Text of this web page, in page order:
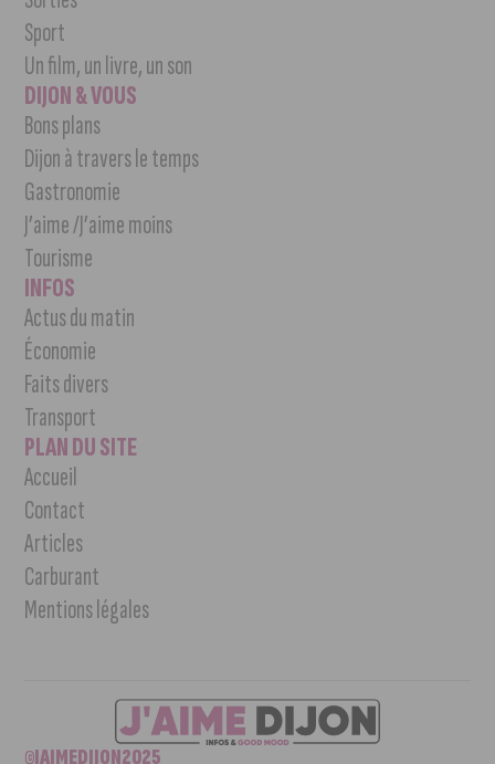
Sport
Un film, un livre, un son
DIJON & VOUS
Bons plans
Dijon à travers le temps
Gastronomie
J’aime /J’aime moins
Tourisme
INFOS
Actus du matin
Économie
Faits divers
Transport
PLAN DU SITE
Accueil
Contact
Articles
Carburant
Mentions légales
©JAIMEDIJON2025